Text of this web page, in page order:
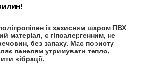
із захисним шаром ПВХ
матеріал, є гіпоалергенним, не
без запаху. Має пористу
панелям утримувати тепло,
вібрації.